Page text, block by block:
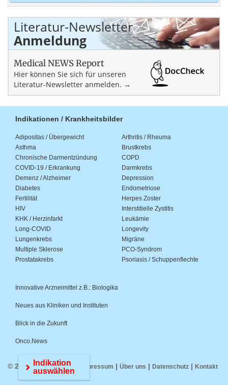
Literatur-Newsletter
Anmeldung
Medical NEWS Report
Hier können Sie sich für unseren
Literatur-Newsletter anmelden. →
Indikationen / Krankheitsbilder
Adipositas / Übergewicht
Arthritis / Rheuma
Asthma
Brustkrebs
Chronische Darmentzündung
COPD
COVID-19 / Erkrankung
Darmkrebs
Demenz / Alzheimer
Depression
Diabetes
Endometriose
Fertilität
Herpes Zoster
HIV
Interstitielle Zystitis
KHK / Herzinfarkt
Leukämie
Long-COVID
Longevity
Lungenkrebs
Migräne
Multiple Sklerose
PCO-Syndrom
Prostatakrebs
Psoriasis / Schuppenflechte
Innovative Arzneimittel z.B.: Biologika
Neues aus Kliniken und Instituten
Blick in die Zukunft
Onco.News
© 2026 Medwiss.de | Impressum | Über uns | Datenschutz | Kontakt
Indikation
auswählen